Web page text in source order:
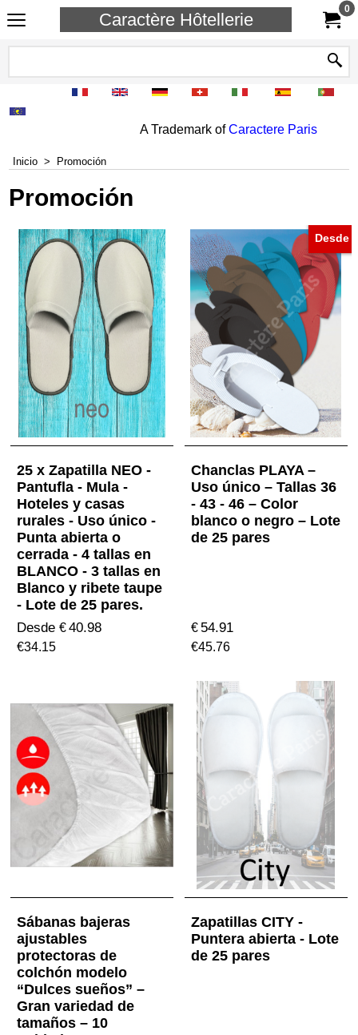
Caractère Hôtellerie
0
A Trademark ofCaractere Paris
Inicio > Promoción
Promoción
25 x Zapatilla NEO -
Pantufla - Mula -
Hoteles y casas
rurales - Uso único -
Punta abierta o
cerrada - 4 tallas en
BLANCO - 3 tallas en
Blanco y ribete taupe
- Lote de 25 pares.
Desde €40.98
€34.15
Desde
Chanclas PLAYA –
Uso único – Tallas 36
- 43 - 46 – Color
blanco o negro – Lote
de 25 pares
€ 54.91
€45.76
Sábanas bajeras
ajustables
protectoras de
colchón modelo
“Dulces sueños” –
Gran variedad de
tamaños – 10
Zapatillas CITY -
Puntera abierta - Lote
de 25 pares